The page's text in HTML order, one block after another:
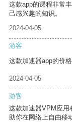
这款app的课程非常
己感兴趣的知识。
2024-04-05
游客
这款加速器app的价
2024-04-05
游客
这款加速器VPM应用
助你在网络上自由移